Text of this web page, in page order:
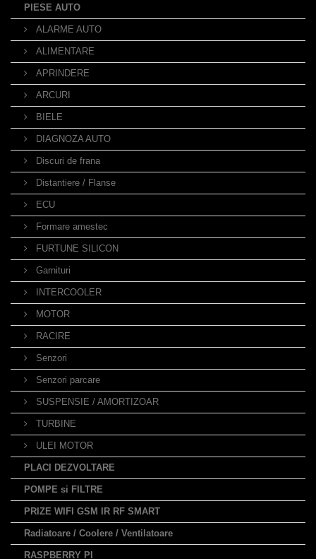
PIESE AUTO
ALARME AUTO
ALIMENTARE
APRINDERE
ARCURI
BIELE
DIAGNOZA AUTO
Discuri de frana
Distantiere / Flanse
ECU
Formare amestec
FURTUNE SILICON
Garnituri
INTERCOOLER
MOTOR
RACIRE
Senzori
Senzori parcare
SUSPENSIE / AMORTIZOAR
TURBINE
ULEI MOTOR
PLACI DEZVOLTARE
POMPE si FILTRE
PRIZE WIFI GSM IR RF SMART
Radiatoare / Coolere / Ventilatoare
RASPBERRY PI